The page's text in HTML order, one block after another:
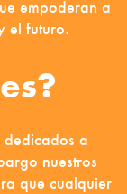
empoderan a
el futuro.
dedicados a
nuestros
que cualquier